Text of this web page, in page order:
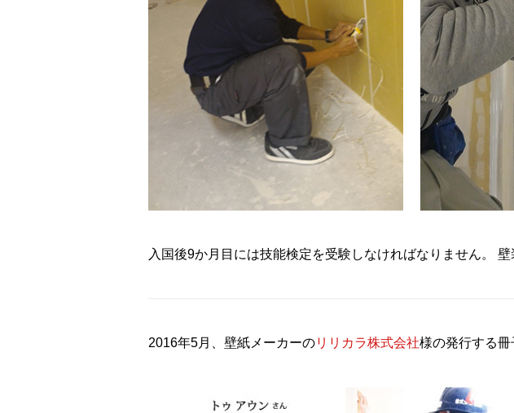
入国後9か月目には技能検定を受験しなければなりません。
2016年5月、壁紙メーカーのリリカラ株式会社様の発行する冊